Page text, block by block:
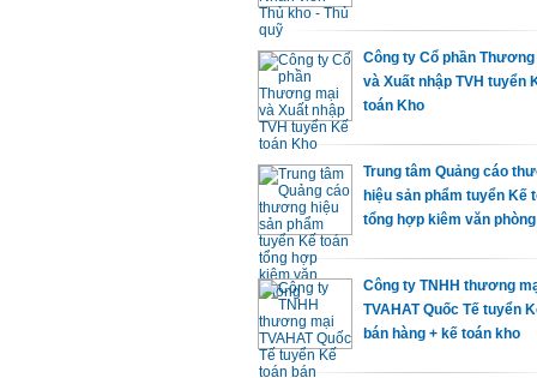
Công ty Cổ phần
và Xuất nhập TVH tuyển
toán Kho
Trung tâm Quảng cáo
hiệu sản phẩm tuyển Kế
tổng hợp kiêm văn phòng
Công ty TNHH thương
TVAHAT Quốc Tế tuyển
bán hàng + kế toán kho